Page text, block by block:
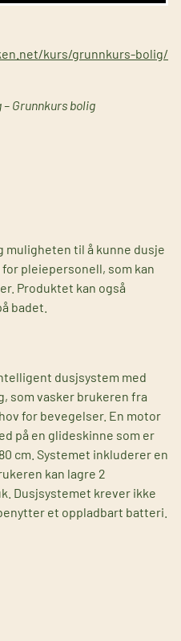
kurs/grunnkurs-bolig/
Grunnkurs bolig
muligheten til å kunne dusje
pleiepersonell, som kan
Produktet kan også
badet.
dusjsystem med
som vasker brukeren fra
for bevegelser. En motor
på en glideskinne som er
cm. Systemet inkluderer en
kan lagre 2
Dusjsystemet krever ikke
et oppladbart batteri.